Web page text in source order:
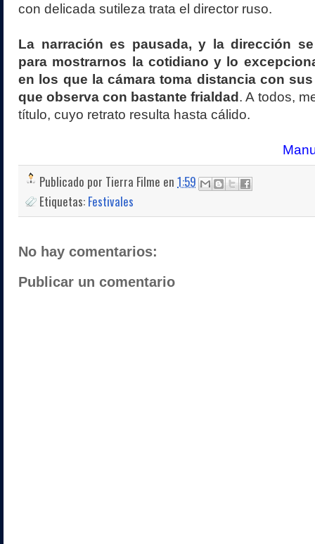
con delicada sutileza trata el director ruso.
La narración es pausada, y la dirección
para mostrarnos la cotidiano y lo
en los que la cámara toma distancia con
que observa con bastante frialdad. A todos,
título, cuyo retrato resulta hasta cálido.
Publicado por Tierra Filme en 1:59
Etiquetas: Festivales
No hay comentarios:
Publicar un comentario